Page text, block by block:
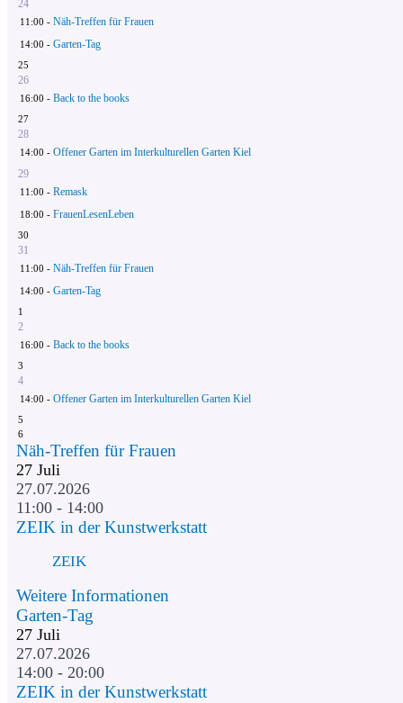
24
11:00 - Näh-Treffen für Frauen
14:00 - Garten-Tag
25
26
16:00 - Back to the books
27
28
14:00 - Offener Garten im Interkulturellen Garten Kiel
29
11:00 - Remask
18:00 - FrauenLesenLeben
30
31
11:00 - Näh-Treffen für Frauen
14:00 - Garten-Tag
1
2
16:00 - Back to the books
3
4
14:00 - Offener Garten im Interkulturellen Garten Kiel
5
6
Näh-Treffen für Frauen
27 Juli
27.07.2026
11:00 - 14:00
ZEIK in der Kunstwerkstatt
ZEIK
Weitere Informationen
Garten-Tag
27 Juli
27.07.2026
14:00 - 20:00
ZEIK in der Kunstwerkstatt